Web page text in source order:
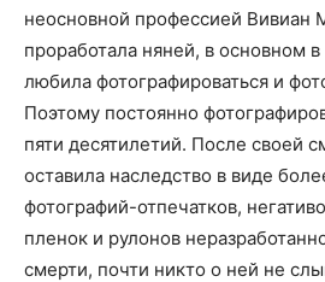
неосновной профессией Вивиан
проработала няней, в основном
любила фотографироваться и
Поэтому постоянно
пяти десятилетий. После своей
оставила наследство в виде
фотографий-отпечатков,
пленок и рулонов
смерти, почти никто о ней не